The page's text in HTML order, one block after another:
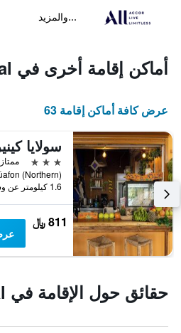
...والمزيد
أماكن إقامة أخرى في Migdal
عرض كافة أماكن إقامة 63
سولايا
3 نجوم
ممتاز 8.5
1.6 كيلومتر عن وسط المدينة
811 ﷼
حقائق حول الإقامة في Migdal